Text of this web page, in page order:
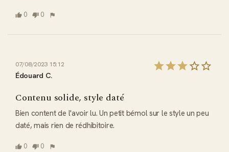
0 0
07/08/2023 15:12
Édouard C.
Contenu solide, style daté
Bien content de l'avoir lu. Un petit bémol sur le style un peu
daté, mais rien de rédhibitoire.
0 0